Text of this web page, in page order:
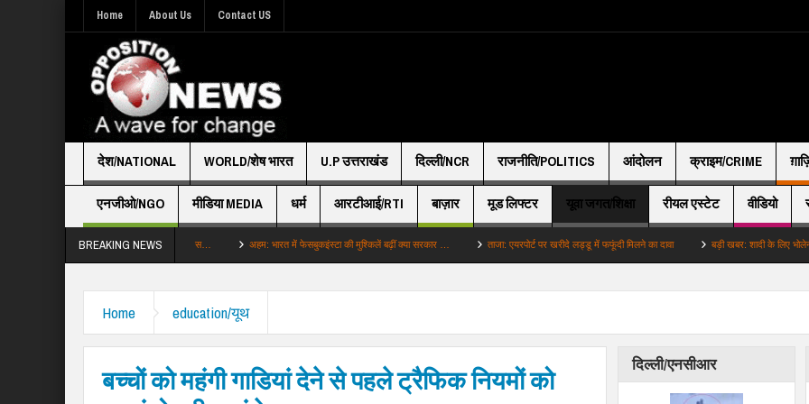
Home About Us Contact US
देश/NATIONAL WORLD/शेष भारत U.P उत्तराखंड दिल्ली/NCR राजनीति/POLITICS आंदोलन क्राइम/CRIME
एनजीओ/NGO मीडिया MEDIA धर्म आरटीआई/RTI बाज़ार मूड लिफ्टर यूवा जगत/शिक्षा रीयल एस्टेट वीडियो
BREAKING NEWS
बोरे ढोए आखिरकार 039बदनाम गली039 स… अहम: भारत में फेसबुकइंस्टा की मुश्किलें बढ़ीं क्या सरकार … ताजा: एयरपोर्ट पर खरीदे लड्डू में फफूंदी मिलने का दावा बड़ी खबर: शादी के लिए भोलेनाथ से
Home education/यूथ
बच्चों को महंगी गाडियां देने से पहले ट्रैफिक नियमों को
दिल्ली/एनसीआर